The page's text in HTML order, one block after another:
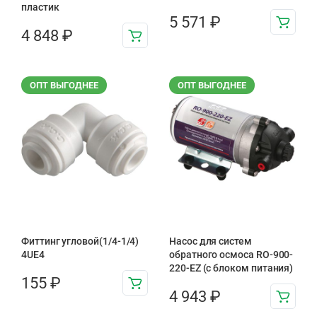
пластик
4 848 ₽
5 571 ₽
ОПТ ВЫГОДНЕЕ
Фиттинг угловой(1/4-1/4)
4UE4
155 ₽
ОПТ ВЫГОДНЕЕ
Насос для систем
обратного осмоса RO-900-
220-EZ (с блоком питания)
4 943 ₽